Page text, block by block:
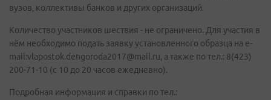
вузов, коллективы банков и других организаций.
Количество участников шествия - не ограничено. Для участия в
нём необходимо подать заявку установленного образца на e-
mail:vlapostok.dengoroda2017@mail.ru, а также по тел.: 8(423)
200-71-10 (с 10 до 20 часов ежедневно).
Подробная информация и справки по тел.: